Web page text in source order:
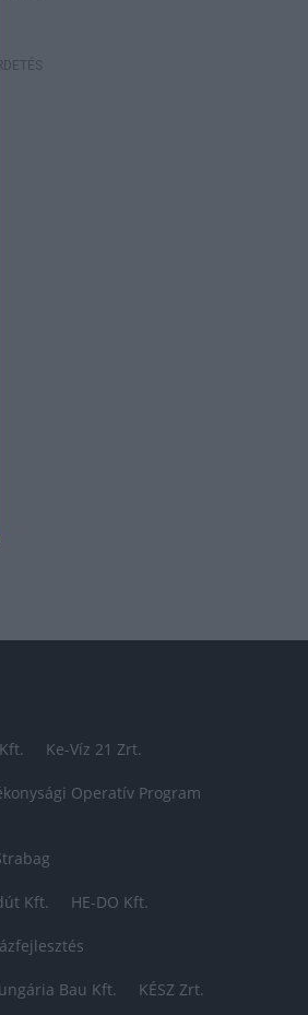
Ke-Víz 21 Zrt.
Operatív Program
Kft. HE-DO Kft.
Bau Kft. KÉSZ Zrt.